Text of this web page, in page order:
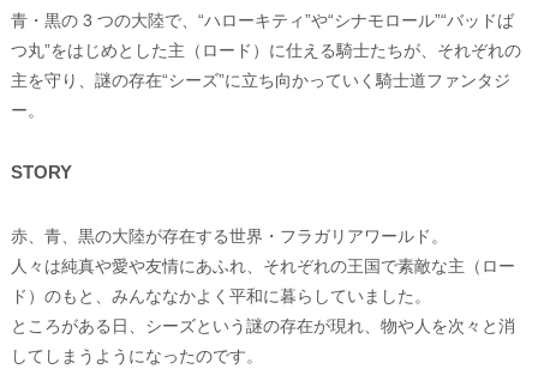
青・黒の 3 つの大陸で、“ハローキティ”や“シナモロール”“バッドば
つ丸”をはじめとした主（ロード）に仕える騎士たちが、それぞれの
主を守り、謎の存在“シーズ”に立ち向かっていく騎士道ファンタジ
ー。
STORY
赤、青、黒の大陸が存在する世界・フラガリアワールド。
人々は純真や愛や友情にあふれ、それぞれの王国で素敵な主（ロー
ド）のもと、みんななかよく平和に暮らしていました。
ところがある日、シーズという謎の存在が現れ、物や人を次々と消
してしまうようになったのです。